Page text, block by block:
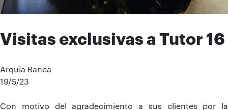
Visitas exclusivas a Tutor 16
Arquia Banca
19/5/23
Con motivo del agradecimiento a sus clientes por la